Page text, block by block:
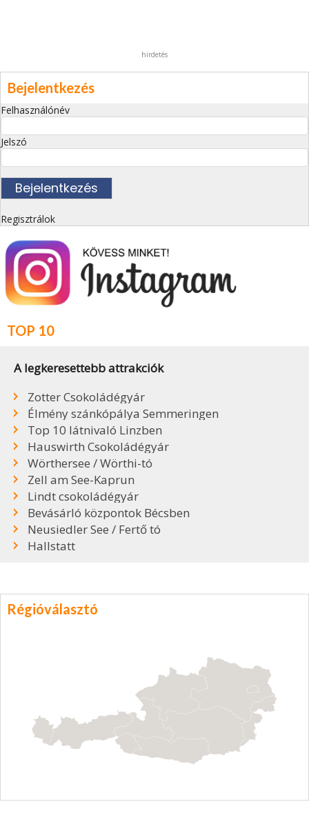
hirdetés
Bejelentkezés
Felhasználónév
Jelszó
Regisztrálok
TOP 10
A legkeresettebb attrakciók
Zotter Csokoládégyár
Élmény szánkópálya Semmeringen
Top 10 látnivaló Linzben
Hauswirth Csokoládégyár
Wörthersee / Wörthi-tó
Zell am See-Kaprun
Lindt csokoládégyár
Bevásárló központok Bécsben
Neusiedler See / Fertő tó
Hallstatt
Régióválasztó